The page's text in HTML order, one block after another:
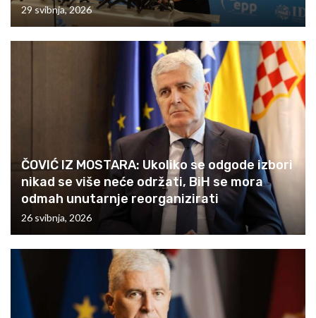
29 svibnja, 2026
ČOVIĆ IZ MOSTARA: Ukoliko se odgode izbori
nikad se više neće održati, BiH se mora
odmah unutarnje reorganizirati
26 svibnja, 2026